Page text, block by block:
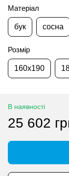
Матеріал
бук сосна
Розмір
160x190
В наявності
25 602